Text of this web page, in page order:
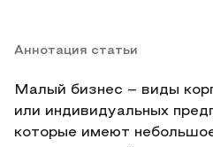
Аннотация статьи
Малый бизнес – виды
или индивидуальных
которые имеют